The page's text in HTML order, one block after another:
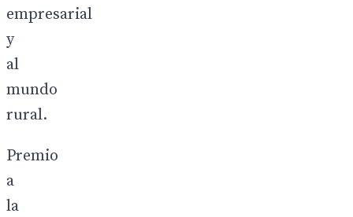
empresarial
y
al
mundo
rural.
Premio
a
la